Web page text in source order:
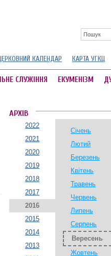
КАЛЕНДАР КАРТА УГКЦ
СЛУЖІННЯ ЕКУМЕНІЗМ
АРХІВ
2022
2021
2020
2019
2018
2017
2016
2015
2014
2013
Січень
Лютий
Березень
Квітень
Травень
Червень
Липень
Серпень
Вересень
Жовтень